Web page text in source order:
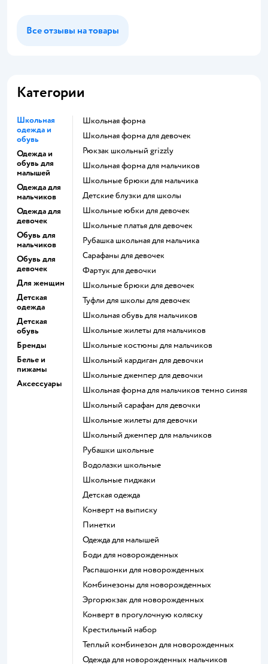
Все отзывы на товары
Категории
Школьная
одежда и
обувь
Одежда и
обувь для
малышей
Одежда для
мальчиков
Одежда для
девочек
Обувь для
мальчиков
Обувь для
девочек
Для женщин
Детская
одежда
Детская
обувь
Бренды
Белье и
пижамы
Аксессуары
Школьная форма
Школьная форма для девочек
Рюкзак школьный grizzly
Школьная форма для мальчиков
Школьные брюки для мальчика
Детские блузки для школы
Школьные юбки для девочек
Школьные платья для девочек
Рубашка школьная для мальчика
Сарафаны для девочек
Фартук для девочки
Школьные брюки для девочек
Туфли для школы для девочек
Школьная обувь для мальчиков
Школьные жилеты для мальчиков
Школьные костюмы для мальчиков
Школьный кардиган для девочки
Школьные джемпер для девочки
Школьная форма для мальчиков темно синяя
Школьный сарафан для девочки
Школьные жилеты для девочки
Школьный джемпер для мальчиков
Рубашки школьные
Водолазки школьные
Школьные пиджаки
Детская одежда
Конверт на выписку
Пинетки
Одежда для малышей
Боди для новорожденных
Распашонки для новорожденных
Комбинезоны для новорожденных
Эргорюкзак для новорожденных
Конверт в прогулочную коляску
Крестильный набор
Теплый комбинезон для новорожденных
Одежда для новорожденных мальчиков